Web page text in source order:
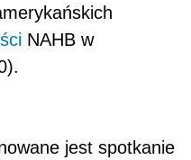
NAHB w
jest spotkanie